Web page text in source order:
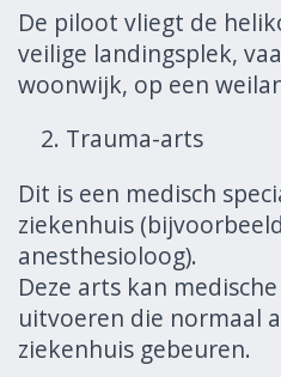
De piloot vliegt de
veilige landingsplek,
woonwijk, op een
Trauma-arts
Dit is een medisch
ziekenhuis
anesthesioloog).
Deze arts kan
uitvoeren die normaal
ziekenhuis gebeuren.